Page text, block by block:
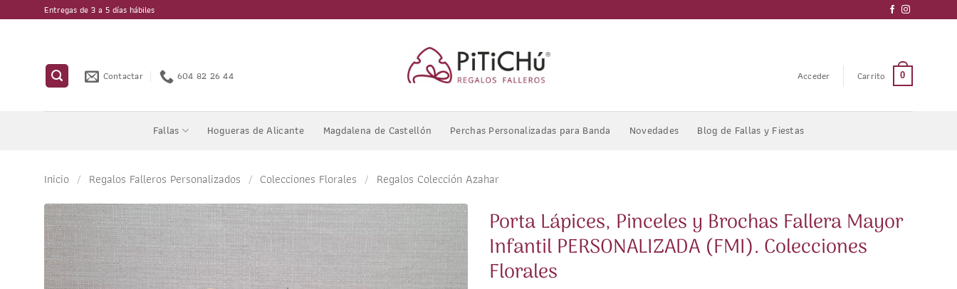
al
Entregas de 3 a 5 días hábiles
Contactar 604 82 26 44 Acceder Carrito 0
Fallas Hogueras de Alicante Magdalena de Castellón Perchas Personalizadas para Banda Novedades Blog de Fallas y Fiestas
Inicio / Regalos Falleros Personalizados / Colecciones Florales / Regalos Colección Azahar
Porta Lápices, Pinceles y Brochas Fallera Mayor
Infantil PERSONALIZADA (FMI). Colecciones
Florales